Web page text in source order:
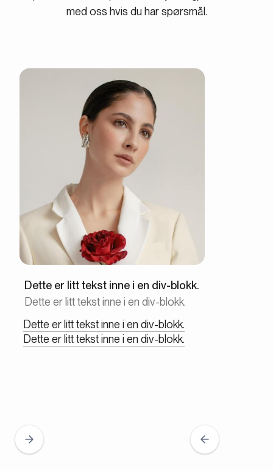
med oss hvis du har spørsmål.
Dette er litt tekst inne i en div-blokk.
Dette er litt tekst inne i en div-blokk.
Dette er litt tekst inne i en div-blokk.
Dette er litt tekst inne i en div-blokk.